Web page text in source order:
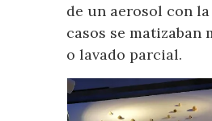
de un aerosol con
casos se matizaban
o lavado parcial.